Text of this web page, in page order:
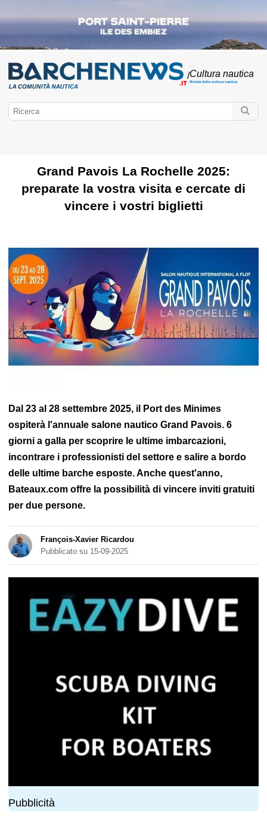
/Cultura nautica
Rivista della cultura nautica
Cultura nautica
Funzione d'acqua all'interno
Patente nautica
Federazione Associazioni e Club
amatoriale FFVoile Marina Francese
Brest Saloni nautici Libreria marittima
Porti turistici & marine
Pratica Posta dei lettoriAmbiente
Occupazione e formazione
Video Buzz Mappatura Storia marittima Mal di mare Fari
Grand Pavois La Rochelle 2025:
preparate la vostra visita e cercate di
vincere i vostri biglietti
Dal 23 al 28 settembre 2025, il Port des Minimes
ospiterà l'annuale salone nautico Grand Pavois. 6
giorni a galla per scoprire le ultime imbarcazioni,
incontrare i professionisti del settore e salire a bordo
delle ultime barche esposte. Anche quest'anno,
Bateaux.com offre la possibilità di vincere inviti gratuiti
per due persone.
François-Xavier Ricardou
Pubblicato su 15-09-2025
Pubblicità